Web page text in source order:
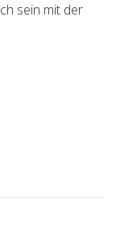
sein mit der